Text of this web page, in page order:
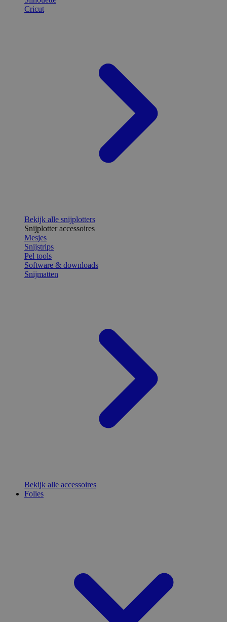
Cricut
Bekijk alle snijplotters
Snijplotter accessoires
Mesjes
Snijstrips
Pel tools
Software & downloads
Snijmatten
Bekijk alle accessoires
Folies